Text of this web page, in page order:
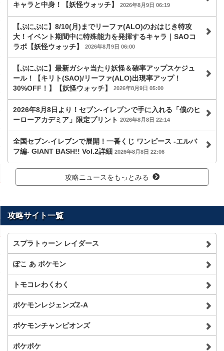
キャラと中身！【妖怪ウォッチ】
2026年8月9日 06:19
【ぷにぷに】8/10(月)までリーファ(ALO)のおはじき特攻
大！イベント期間中に特殊能力を発揮するキャラ｜SAOコ
ラボ【妖怪ウォッチ】
2026年8月9日 06:00
【ぷにぷに】最新ガシャ当たり妖怪＆確率アップスケジュ
ール！【キリト(SAO)/リーファ(ALO)出現率アップ！
30%OFF！】【妖怪ウォッチ】
2026年8月9日 05:00
2026年8月8日より！セブン‐イレブンで手に入れる「僕のヒ
ーローアカデミア」限定プリント 2026年8月8日 22:14
全国セブン‐イレブンで展開！一番くじ ワンピース -エルバ
フ編- GIANT BASH!! Vol.2詳細 2026年8月8日 22:06
攻略ニュースをもっとみる
攻略サイト一覧
スプラトゥーン レイダース
ぽこ あ ポケモン
トモコレわくわく
ポケモンレジェンズZ-A
ポケモンチャンピオンズ
ポケポケ